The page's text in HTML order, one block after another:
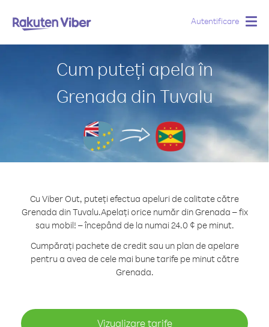
Autentificare
Cum puteți apela în
Grenada din Tuvalu
Cu Viber Out, puteți efectua apeluri de calitate către
Grenada din Tuvalu.Apelați orice număr din Grenada – fix
sau mobil! – începând de la numai 24.0 ¢ pe minut.
Cumpărați pachete de credit sau un plan de apelare
pentru a avea de cele mai bune tarife pe minut către
Grenada.
Vizualizare tarife